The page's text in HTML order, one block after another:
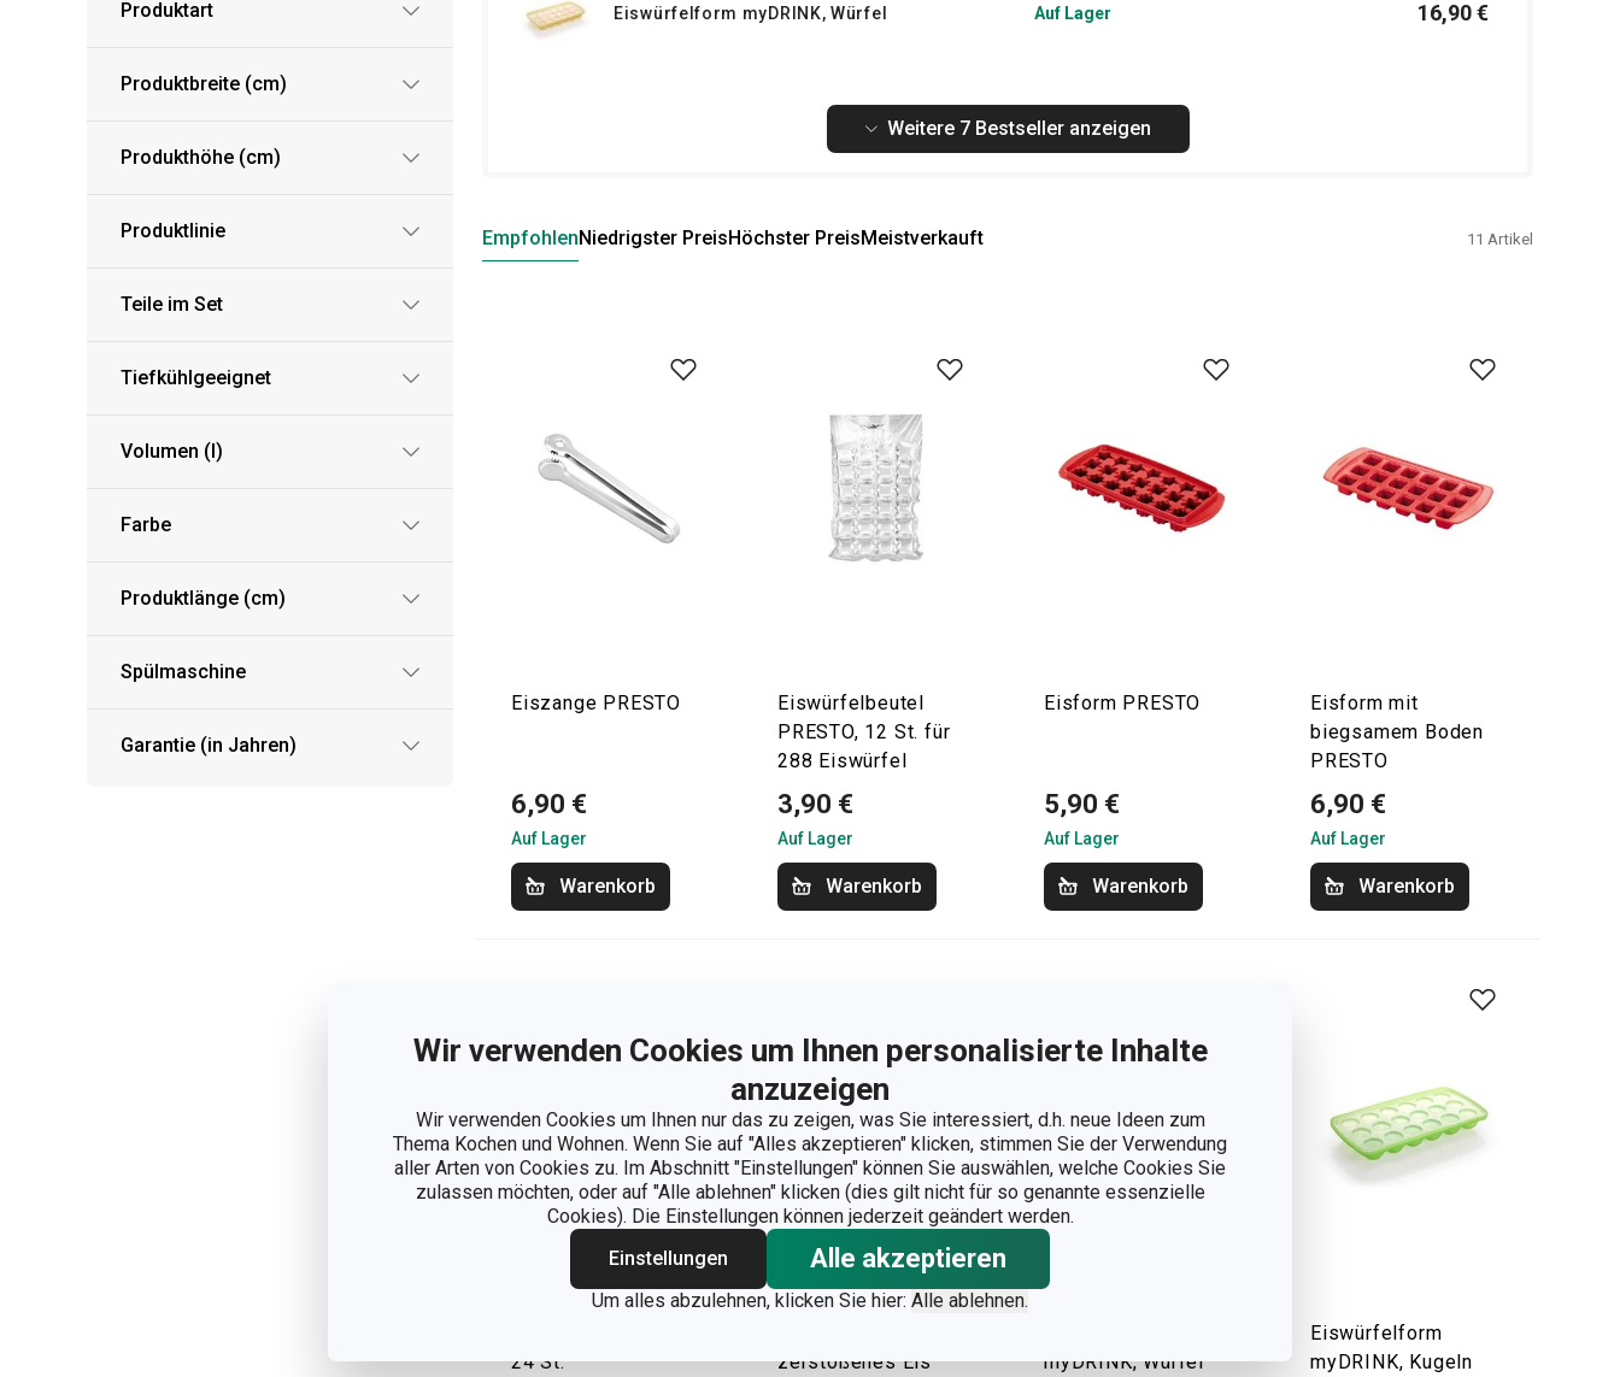
Wir verwenden Cookies um Ihnen personalisierte Inhalte
anzuzeigen
Wir verwenden Cookies um Ihnen nur das zu zeigen, was Sie interessiert, d.h. neue Ideen zum
Thema Kochen und Wohnen. Wenn Sie auf "Alles akzeptieren" klicken, stimmen Sie der Verwendung
aller Arten von Cookies zu. Im Abschnitt "Einstellungen" können Sie auswählen, welche Cookies Sie
zulassen möchten, oder auf "Alle ablehnen" klicken (dies gilt nicht für so genannte essenzielle
Cookies). Die Einstellungen können jederzeit geändert werden.
Einstellungen
Alle akzeptieren
Um alles abzulehnen, klicken Sie hier: Alle ablehnen.
Produktart
Produktbreite (cm)
Produkthöhe (cm)
Produktlinie
Teile im Set
Tiefkühlgeeignet
Volumen (l)
Farbe
Produktlänge (cm)
Spülmaschine
Garantie (in Jahren)
Eiswürfelform myDRINK, Würfel Auf Lager 16,90 €
Weitere 7 Bestseller anzeigen
EmpfohlenNiedrigster PreisHöchster PreisMeistverkauft 11 Artikel
Eiszange PRESTO
6,90 €
Auf Lager
Warenkorb
Eiswürfelbeutel
PRESTO, 12 St. für
288 Eiswürfel
3,90 €
Auf Lager
Warenkorb
Eisform PRESTO
5,90 €
Auf Lager
Warenkorb
Eisform mit
biegsamem Boden
PRESTO
6,90 €
Auf Lager
Warenkorb
24 St.
zerstoßenes Eis
myDRINK, Würfel
Eiswürfelform
myDRINK, Kugeln